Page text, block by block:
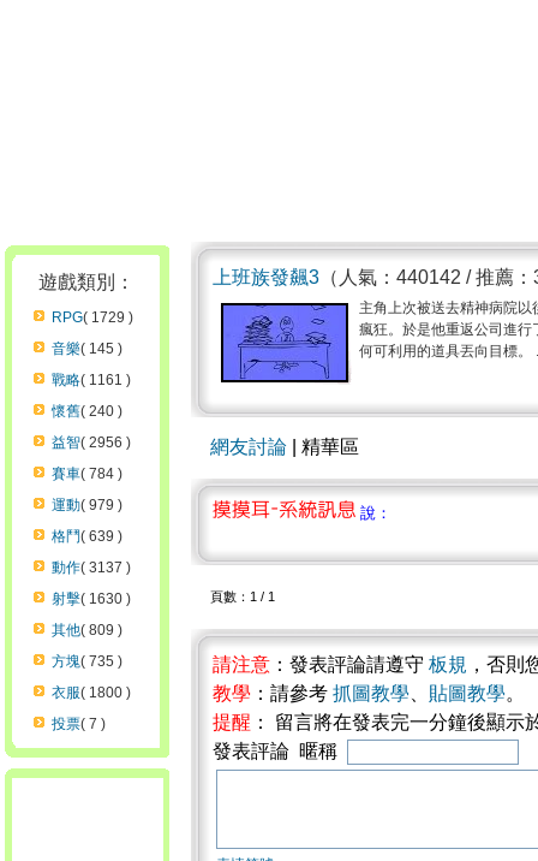
遊戲類別：
RPG( 1729 )
音樂( 145 )
戰略( 1161 )
懷舊( 240 )
益智( 2956 )
賽車( 784 )
運動( 979 )
格鬥( 639 )
動作( 3137 )
射擊( 1630 )
其他( 809 )
方塊( 735 )
衣服( 1800 )
投票( 7 )
上班族發飆3 （人氣：440142 / 推薦
主角上次被送去精神病院
瘋狂。於是他重返公司進
何可利用的道具丟向目標。
網友討論 | 精華區
說：
頁數：1 / 1
請注意 ：發表評論請遵守 板規 ，否則
教學 ：請參考 抓圖教學 貼圖教學。
提醒 ： 留言將在發表完一分鐘後顯
發表評論 暱稱